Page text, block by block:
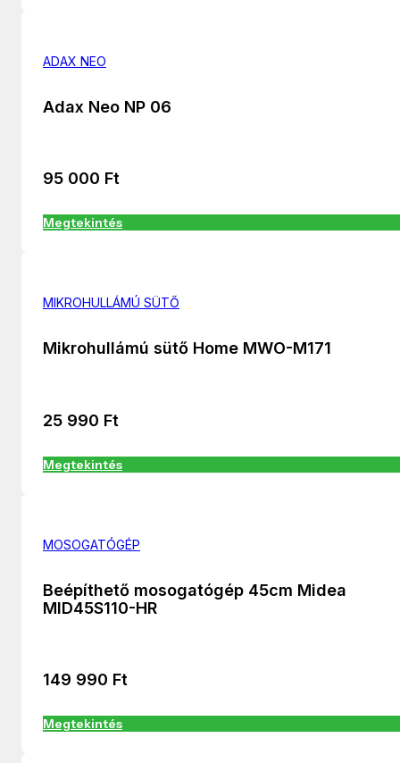
ADAX NEO
Adax Neo NP 06
95 000 Ft
Megtekintés
MIKROHULLÁMÚ SÜTŐ
Mikrohullámú sütő Home MWO-M171
25 990 Ft
Megtekintés
MOSOGATÓGÉP
Beépíthető mosogatógép 45cm Midea
MID45S110-HR
149 990 Ft
Megtekintés